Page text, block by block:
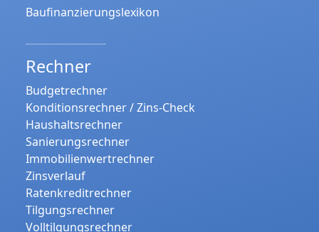
Baufinanzierungslexikon
Rechner
Budgetrechner
Konditionsrechner / Zins-Check
Haushaltsrechner
Sanierungsrechner
Immobilienwertrechner
Zinsverlauf
Ratenkreditrechner
Tilgungsrechner
Volltilgungsrechner